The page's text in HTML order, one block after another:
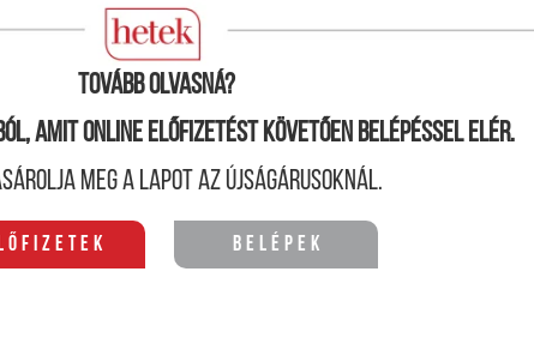
szolgálni.
Tovább olvasná?
amit online előfizetést követően belépéssel elér.
meg a lapot az újságárusoknál.
Belépek